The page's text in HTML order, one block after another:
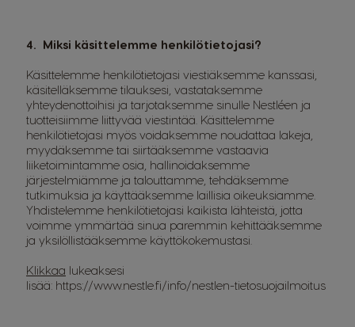
4. Miksi käsittelemme henkilötietojasi?
Käsittelemme henkilötietojasi viestiäksemme kanssasi,
käsitelläksemme tilauksesi, vastataksemme
yhteydenottoihisi ja tarjotaksemme sinulle Nestléen ja
tuotteisiimme liittyvää viestintää. Käsittelemme
henkilötietojasi myös voidaksemme noudattaa lakeja,
myydäksemme tai siirtääksemme vastaavia
liiketoimintamme osia, hallinoidaksemme
järjestelmiämme ja talouttamme, tehdäksemme
tutkimuksia ja käyttääksemme laillisia oikeuksiamme.
Yhdistelemme henkilötietojasi kaikista lähteistä, jotta
voimme ymmärtää sinua paremmin kehittääksemme
ja yksilöllistääksemme käyttökokemustasi.
Klikkaa lukeaksesi
lisää: https://www.nestle.fi/info/nestlen-tietosuojailmoitus